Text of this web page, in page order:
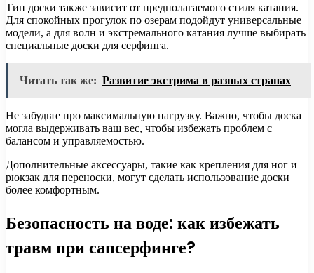
Тип доски также зависит от предполагаемого стиля катания.
Для спокойных прогулок по озерам подойдут универсальные
модели, а для волн и экстремального катания лучше выбирать
специальные доски для серфинга.
Читать так же: Развитие экстрима в разных странах
Не забудьте про максимальную нагрузку. Важно, чтобы доска
могла выдерживать ваш вес, чтобы избежать проблем с
балансом и управляемостью.
Дополнительные аксессуары, такие как крепления для ног и
рюкзак для переноски, могут сделать использование доски
более комфортным.
Безопасность на воде: как избежать
травм при сапсерфинге?